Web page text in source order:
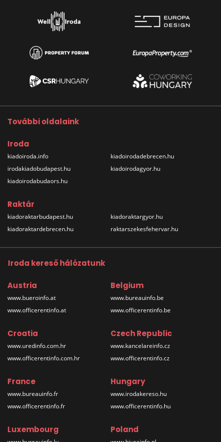
További oldalaink
Iroda
kiadoiroda.info
irodakiadobudapest.hu
kiadoirodabudaors.hu
kiadoirodadebrecen.hu
kiadoirodagyor.hu
Raktár
kiadoraktarbudapest.hu
kiadoraktardebrecen.hu
kiadoraktargyor.hu
raktarszekesfehervar.hu
Iroda kereső hálózatunk
Austria
www.bueroinfo.at
www.officerentinfo.at
Belgium
www.bureauinfo.be
www.officerentinfo.be
Croatia
www.uredinfo.com.hr
www.officerentinfo.com.hr
Czech Republic
www.kancelareinfo.cz
www.officerentinfo.cz
France
www.bureauinfo.fr
www.officerentinfo.fr
Hungary
www.irodakereso.hu
www.officerentinfo.hu
Luxembourg Poland